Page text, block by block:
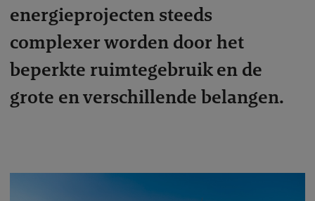
energieprojecten steeds
complexer worden door het
beperkte ruimtegebruik en de
grote en verschillende belangen.